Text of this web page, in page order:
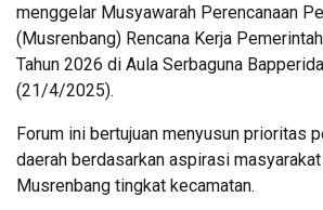
menggelar Musyawarah Perencanaan
(Musrenbang) Rencana Kerja
Tahun 2026 di Aula Serbaguna
(21/4/2025).
Forum ini bertujuan menyusun prioritas
daerah berdasarkan aspirasi
Musrenbang tingkat kecamatan.